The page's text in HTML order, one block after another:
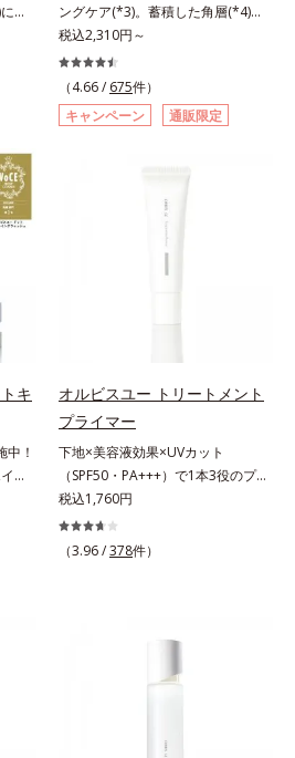
け
入
リ
チ
キ
１２
み
デ
う
脂
酸」を配合しました。さらに、シリ
ーズ共通の美容成分「GLルートブ
ースター(*9)」を配合することで、
肌のふっくら感や透明感を叶えま
す。美白ケアしながら多角的なエイ
ジングケアが叶うシリーズに。3ス
感を。効果的なシナジー設計で、あ
なたのエイジングケアを応援しま
す。*1 メラニンの生成を抑え、シ
ミ・ソバカスを防ぐ（ウォッシュを
乾燥による*7 保湿成分*8 ロニ
セラカエルレア果汁、ノバラエキス
配合＝うるおいを与えハリと透明感
に満ちた肌へ導く保湿成分*9 メマ
ツヨイグサ抽出液、スイカズラエキ
ス配合＝角層のすみずみまで水分・
油分を保ち、ハリ・ツヤを与える保
湿成分*10 気持ちのこと
し
。
齢
学
ル
るの
根
る
たと
現
響
。
ア
そし
合
の
ふ
白
ケ
で
エ
メ
カ
*2
保
ングケア(*3)。蓄積した角層(*4)を
絡めとりくすみ(*5)を晴らす高密着
マイルドピーリング(*6)洗顔料。ハ
リも透明感(*7)も結果主義。年齢サ
イン(*8)の因子に着目した肌科学エ
イジングケア(*3)シリーズ。オルビ
よる肌悩み一つ一つを対処するので
はなく、肌で起きていることの根本
原因に着目。加齢とともに現れる年
齢サインについて研究を進めたとこ
えていることがわかりました。そこ
でオルビスユー ドットシリーズは
美容成分(*9)として「G.D.F.アクテ
ィベーター(*10)」を配合。そし
て、従来から配合している美白(*1)
有効成分「トラネキサム酸」を配合
しました。さらに、シリーズ共通の
美容成分「GLルートブースター
(*11)」を配合することで、肌のふ
上向き(*12)のハリと透明感を。効
イジングケアを応援します。*1 メ
税込2,310円～
（4.66 / 675件）
キャンペーン
通販限定
キ
！
ジ
も
に
一
齢
つ
の
、
で
オルビスユー トリートメント
プライマー
下地×美容液効果×UVカット
（SPF50・PA+++）で1本3役のプラ
イマー。凹凸をつるんとなめらかに
(*1)整え、化粧ノリUPの高機能化粧
下地。“塗るたび高まる、素肌の美
る高機能化粧下地毛穴や小ジワの凹
ンケア発想の化粧下地です。保湿成
クリームのようにぴたっと密着。乾
税込1,760円
（3.96 /378件）